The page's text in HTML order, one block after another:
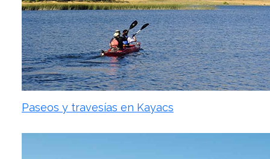
Paseos y travesías en Kayacs